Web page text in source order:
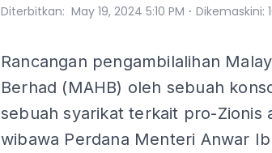
Diterbitkan: May 19, 2024 5:10 PM ⋅ Dikemaskini:
Rancangan pengambilalihan
Berhad (MAHB) oleh sebuah
sebuah syarikat terkait pro-Zionis
wibawa Perdana Menteri Anwar